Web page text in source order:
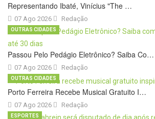
Representando Ibaté, Vinícius "The …
07 Ago 2026 Redação
Passou Pelo Pedágio Eletrônico? Saiba Co…
07 Ago 2026
OUTRAS CIDADES
Redação
Porto Ferreira Recebe Musical Gratuito I…
07 Ago 2026
OUTRAS CIDADES
Redação
ESPORTES